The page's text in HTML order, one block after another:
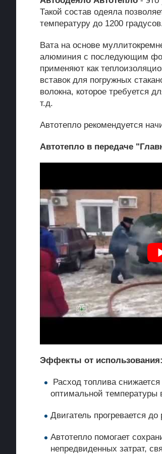
Такой состав одеяла
температуру до 1200
Вата на основе
алюминия с последующим
применяют как
вставок для погружных
волокна, которое требуется
т.д.
Автотепло рекомендуется
Автотепло в передаче
Эффекты от использования:
Расход топлива
оптимальной температуры
Двигатель прогревается
Автотепло помогает
непредвиденных затрат,